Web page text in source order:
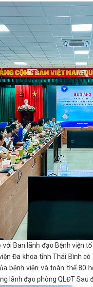
Ban lãnh đạo Bệnh viện
Đa khoa tỉnh Thái Bình
bệnh viện và toàn thể 80
lãnh đạo phòng QLĐT